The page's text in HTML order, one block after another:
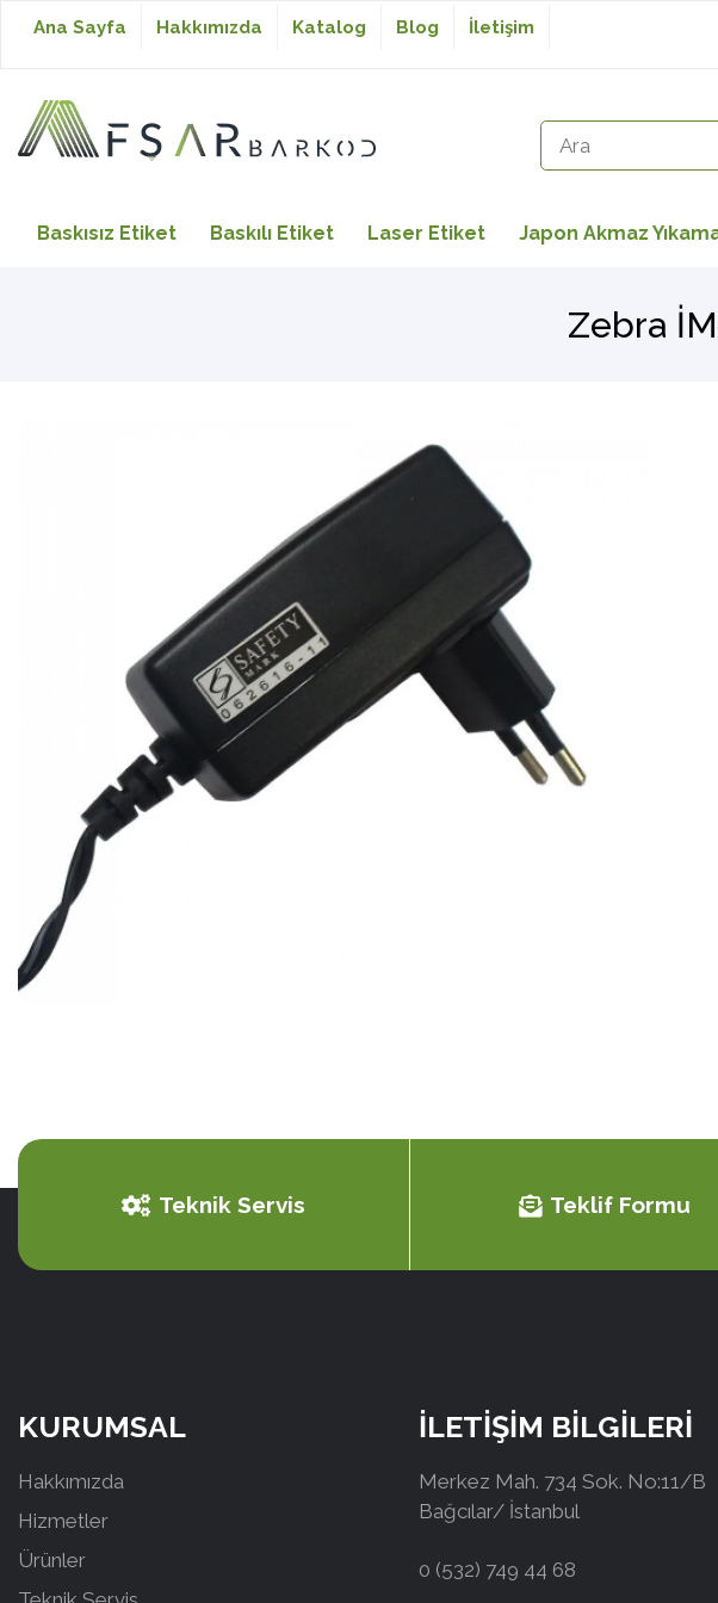
Baskısız Etiket
Barkod Yazıcı
Barkod Okuyucu
El Terminali
Ana Sayfa Hakkımızda Katalog Blog
İletişim
Baskısız Etiket Baskılı Etiket Laser Etiket Japon Akmaz
Zebra
Teknik Servis Teklif Formu
KURUMSAL
Hakkımızda
Hizmetler
Ürünler
İLETİŞİM BİLGİLERİ
Merkez Mah. 734 Sok. No:11/B
Bağcılar/ İstanbul
0 (532) 749 44 68